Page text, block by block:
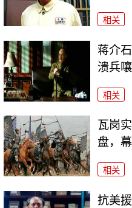
相关
蒋介
溃兵
相关
瓦岗
盘，
相关
抗美